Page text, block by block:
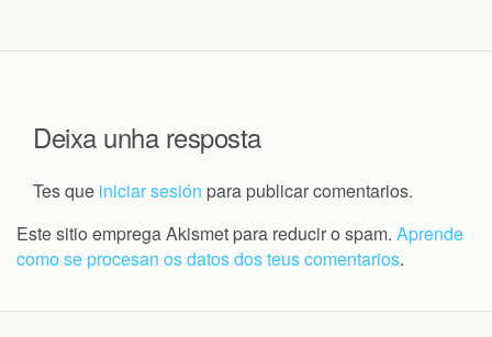
Deixa unha resposta
Tes que iniciar sesión para publicar comentarios.
Este sitio emprega Akismet para reducir o spam. Aprende
como se procesan os datos dos teus comentarios.